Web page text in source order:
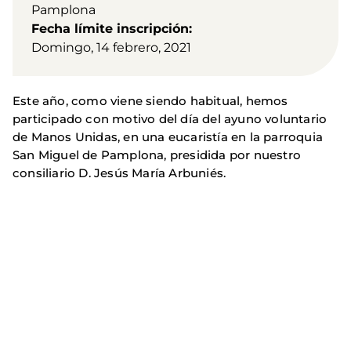
Pamplona
Fecha límite inscripción
Domingo, 14 febrero, 2021
Este año, como viene siendo habitual, hemos
participado con motivo del día del ayuno voluntario
de Manos Unidas, en una eucaristía en la parroquia
San Miguel de Pamplona, presidida por nuestro
consiliario D. Jesús María Arbuniés.